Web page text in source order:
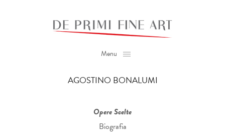
Menu
AGOSTINO BONALUMI
Opere Scelte
Biografia